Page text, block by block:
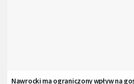
Nawrocki ma ograniczony wpływ na